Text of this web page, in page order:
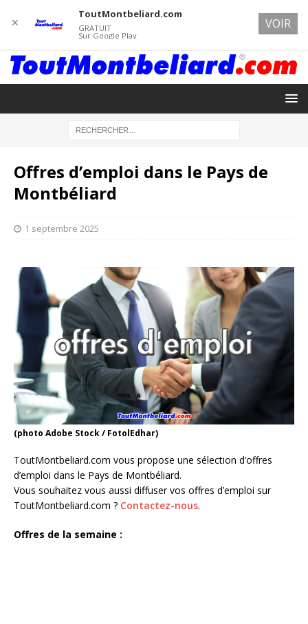
Offres d’emploi dans le Pays de
Montbéliard
1 septembre 2025
(photo Adobe Stock / FotolEdhar)
ToutMontbeliard.com vous propose une sélection d’offres
d’emploi dans le Pays de Montbéliard.
Vous souhaitez vous aussi diffuser vos offres d’emploi sur
ToutMontbeliard.com ? Contactez-nous.
Offres de la semaine :
✕
ToutMontbeliard.com
GRATUIT
Sur Google Play
VOIR